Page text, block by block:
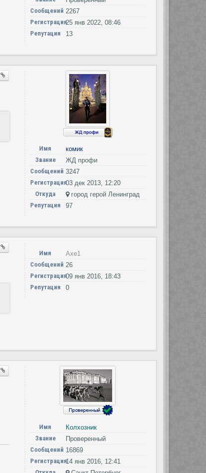
Сообщений 2267
Регистрация25 янв 2022, 08:46
Репутация
13
Имя
комик
Звание
ЖД профи
Сообщений 3247
Регистрация03 дек 2013, 12:20
Откуда
город герой Ленинград
Репутация
97
Имя
Axe1
Сообщений 26
Регистрация09 янв 2016, 18:43
Репутация
0
Имя
Колхозник
Звание
Проверенный
Сообщений 16869
Регистрация14 янв 2016, 12:41